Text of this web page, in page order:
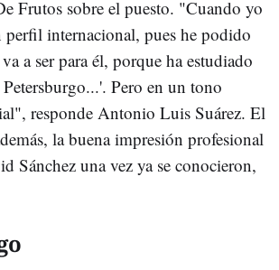
Frutos sobre el puesto. "Cuando yo
perfil internacional, pues he podido
a ser para él, porque ha estudiado
Pero en un tono
responde Antonio Luis Suárez. El
la buena impresión profesional
Sánchez una vez ya se conocieron,